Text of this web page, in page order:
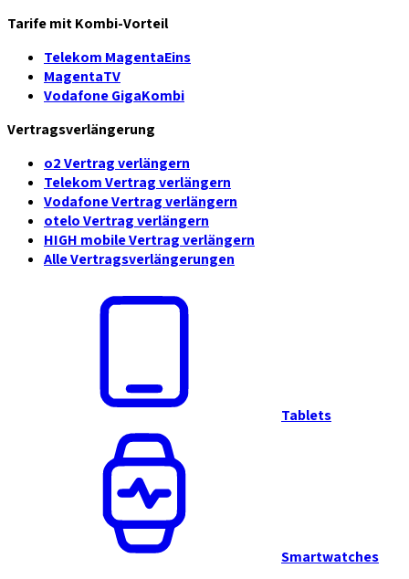
Tarife mit Kombi-Vorteil
Telekom MagentaEins
MagentaTV
Vodafone GigaKombi
Vertragsverlängerung
o2 Vertrag verlängern
Telekom Vertrag verlängern
Vodafone Vertrag verlängern
otelo Vertrag verlängern
HIGH mobile Vertrag verlängern
Alle Vertragsverlängerungen
Tablets
Smartwatches